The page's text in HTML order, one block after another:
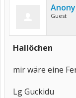
Guest
Hallöchen
mir wäre eine
Lg Guckidu